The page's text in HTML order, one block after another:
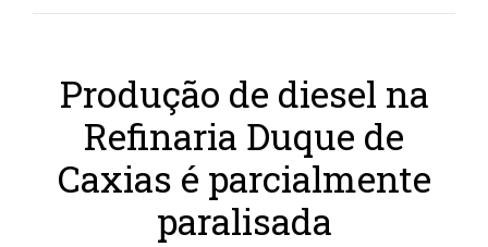
Produção de diesel na
Refinaria Duque de
Caxias é parcialmente
paralisada